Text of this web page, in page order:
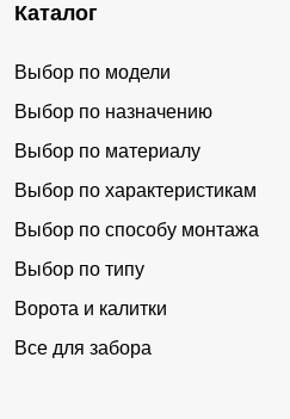
Каталог
Выбор по модели
Выбор по назначению
Выбор по материалу
Выбор по характеристикам
Выбор по способу монтажа
Выбор по типу
Ворота и калитки
Все для забора